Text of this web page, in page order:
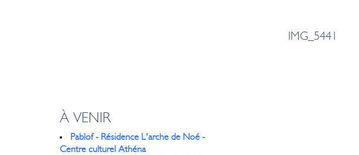
IMG_5441
À VENIR
Pablof - Résidence L'arche de Noé -
Centre culturel Athéna